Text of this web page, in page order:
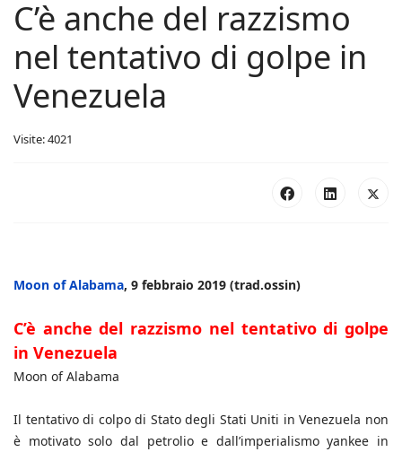
C’è anche del razzismo
nel tentativo di golpe in
Venezuela
Visite: 4021
Moon of Alabama, 9 febbraio 2019 (trad.ossin)
C’è anche del razzismo nel tentativo di golpe
in Venezuela
Moon of Alabama
Il tentativo di colpo di Stato degli Stati Uniti in Venezuela non
è motivato solo dal petrolio e dall’imperialismo yankee in